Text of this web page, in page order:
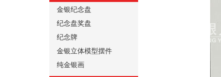
金银纪念盘
纪念盘奖盘
纪念牌
金银立体模型摆件
纯金银画